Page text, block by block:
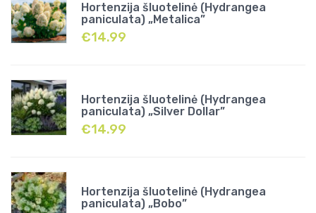
Hortenzija šluotelinė (Hydrangea
paniculata) „Metalica”
€14.99
Hortenzija šluotelinė (Hydrangea
paniculata) „Silver Dollar”
€14.99
Hortenzija šluotelinė (Hydrangea
paniculata) „Bobo”